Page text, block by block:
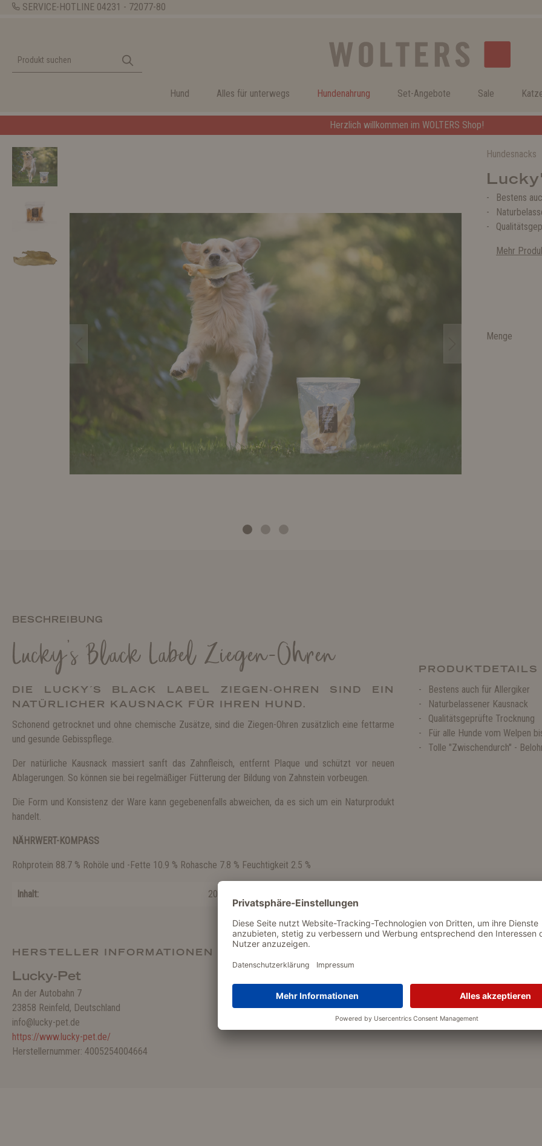
SERVICE-HOTLINE 04231 - 72077-80
Hund Alles für unterwegs Hundenahrung Set-Angebote Sale
Herzlich willkommen im WOLTERS Shop!
Hundesnacks
Bestens
Mehr
Menge
BESCHREIBUNG
Lucky's Black Label Ziegen-Ohren
DIE LUCKY´S BLACK LABEL ZIEGEN-OHREN SIND EIN
NATÜRLICHER KAUSNACK FÜR IHREN HUND.
Schonend getrocknet und ohne chemische Zusätze, sind die Ziegen-Ohren zusätzlich eine fettarme
und gesunde Gebisspflege.
Der natürliche Kausnack massiert sanft das Zahnfleisch, entfernt Plaque und schützt vor neuen
Ablagerungen. So können sie bei regelmäßiger Fütterung der Bildung von Zahnstein vorbeugen.
Die Form und Konsistenz der Ware kann gegebenenfalls abweichen, da es sich um ein Naturprodukt
handelt.
NÄHRWERT-KOMPASS
Rohprotein 88.7 % Rohöle und -Fette 10.9 % Rohasche 7.8 % Feuchtigkeit 2.5 %
Inhalt: 200 g
HERSTELLER INFORMATIONEN
Lucky-Pet
An der Autobahn 7
23858 Reinfeld, Deutschland
info@lucky-pet.de
https://www.lucky-pet.de/
Herstellernummer: 4005254004664
PRODUKTDETAILS
Bestens auch für Allergiker
Naturbelassener Kausnack
Qualitätsgeprüfte Trocknung
Für alle Hunde vom Welpen
Tolle "Zwischendurch" -